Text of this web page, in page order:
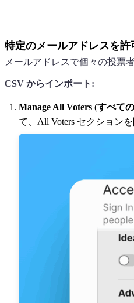
特定のメールアドレスを許
メールアドレスで個々の投票
CSV からインポート:
Manage All Voters (すべて
て、All Voters セクションを